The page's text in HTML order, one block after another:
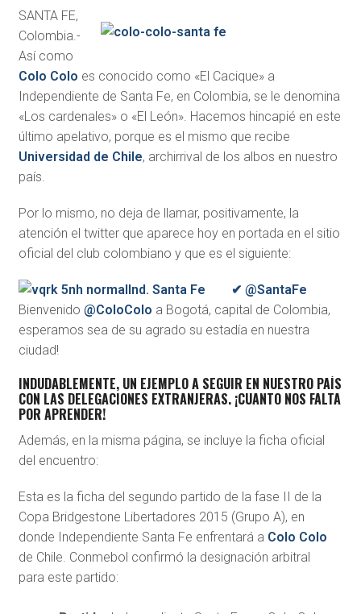
SANTA FE,
Colombia.-
Así como
Colo Colo es conocido como «El Cacique» a
Independiente de Santa Fe, en Colombia, se le denomina
«Los cardenales» o «El León». Hacemos hincapié en este
último apelativo, porque es el mismo que recibe
Universidad de Chile, archirrival de los albos en nuestro
país.
Por lo mismo, no deja de llamar, positivamente, la
atención el twitter que aparece hoy en portada en el sitio
oficial del club colombiano y que es el siguiente:
Ind. Santa Fe ✔ @SantaFe
Bienvenido @ColoColo a Bogotá, capital de Colombia,
esperamos sea de su agrado su estadía en nuestra
ciudad!
INDUDABLEMENTE, UN EJEMPLO A SEGUIR EN NUESTRO PAÍS
CON LAS DELEGACIONES EXTRANJERAS. ¡CUANTO NOS FALTA
POR APRENDER!
Además, en la misma página, se incluye la ficha oficial
del encuentro:
Esta es la ficha del segundo partido de la fase II de la
Copa Bridgestone Libertadores 2015 (Grupo A), en
donde Independiente Santa Fe enfrentará a Colo Colo
de Chile. Conmebol confirmó la designación arbitral
para este partido: